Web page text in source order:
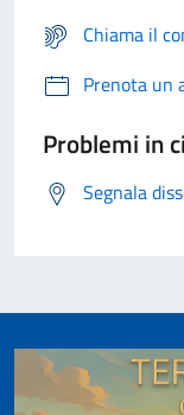
Chiama il
Prenota un
Problemi in
Segnala